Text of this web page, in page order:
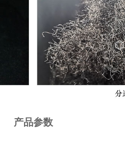
产品参数